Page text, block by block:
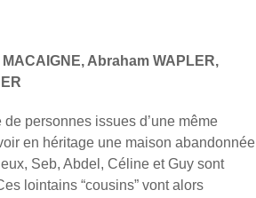
Abraham WAPLER,
personnes issues d’une même
en héritage une maison abandonnée
Seb, Abdel, Céline et Guy sont
lointains “cousins” vont alors